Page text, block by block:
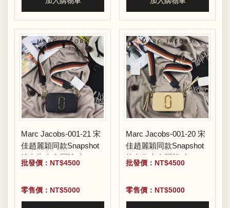
Marc Jacobs-001-21 宋
佳趙麗穎同款Snapshot
撞色復古金屬雙J扣D扣
全新電鍍Logo相機包
批發價：NT$4500
零售價：NT$5000
Marc Jacobs-001-20 宋
佳趙麗穎同款Snapshot
撞色復古金屬雙J扣D扣
全新電鍍Logo相機包
批發價：NT$4500
零售價：NT$5000